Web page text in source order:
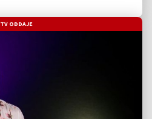
TV ODDAJE